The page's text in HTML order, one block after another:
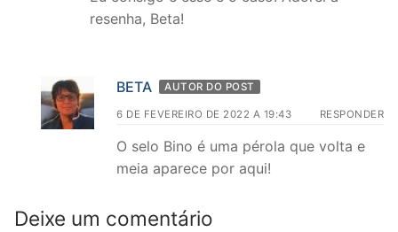
resenha, Beta!
BETA AUTOR DO POST
6 DE FEVEREIRO DE 2022 A 19:43 RESPONDER
O selo Bino é uma pérola que volta e
meia aparece por aqui!
Deixe um comentário